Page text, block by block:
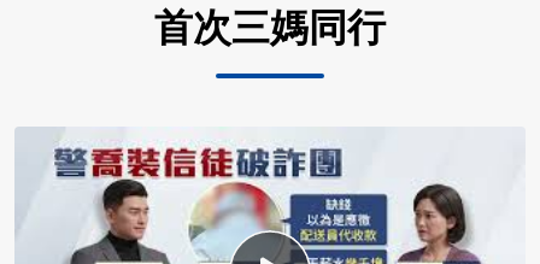
首次三媽同行